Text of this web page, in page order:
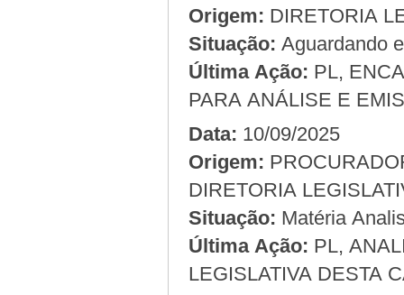
Origem:
Situação: Aguardando
Última Ação: PL,
PARA ANÁLISE E
Data: 10/09/2025
Origem:
DIRETORIA
Situação: Matéria
Última Ação: PL,
LEGISLATIVA DESTA